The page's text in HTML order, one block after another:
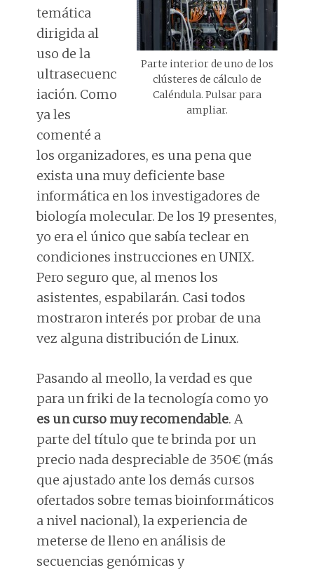
Parte interior de uno de los
clústeres de cálculo de
Caléndula. Pulsar para
ampliar.
temática
dirigida al
uso de la
ultrasecuenc
iación. Como
ya les
comenté a
los organizadores, es una pena que
exista una muy deficiente base
informática en los investigadores de
biología molecular. De los 19 presentes,
yo era el único que sabía teclear en
condiciones instrucciones en UNIX.
Pero seguro que, al menos los
asistentes, espabilarán. Casi todos
mostraron interés por probar de una
vez alguna distribución de Linux.
Pasando al meollo, la verdad es que
para un friki de la tecnología como yo
es un curso muy recomendable. A
parte del título que te brinda por un
precio nada despreciable de 350€ (más
que ajustado ante los demás cursos
ofertados sobre temas bioinformáticos
a nivel nacional), la experiencia de
meterse de lleno en análisis de
secuencias genómicas y